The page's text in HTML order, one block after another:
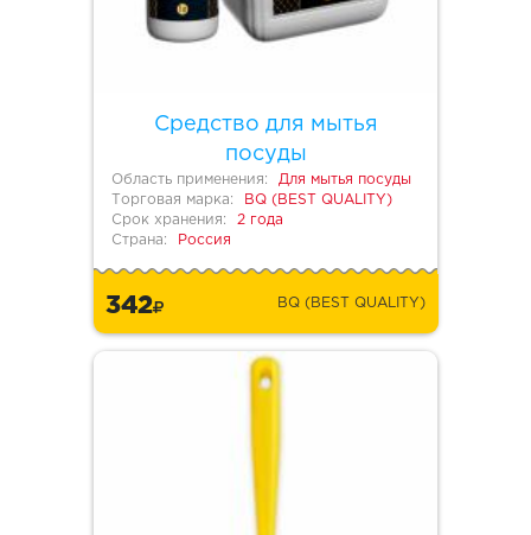
Средство для мытья
посуды
Область применения:
Для мытья посуды
Торговая марка:
BQ (BEST QUALITY)
Срок хранения:
2 года
Страна:
Россия
342 BQ (BEST QUALITY)